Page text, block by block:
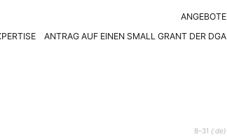
ANGEBOTE
ANTRAG AUF EINEN SMALL GRANT DER DGA
8–31 {:de}